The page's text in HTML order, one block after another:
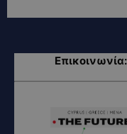
Επικοινωνία: